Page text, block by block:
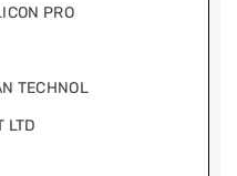
PRO
TECHNOL
LTD